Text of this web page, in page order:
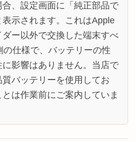
、設定画面に「純正部品で
示されます。これはApple
ー以外で交換した端末すべ
の仕様で、バッテリーの性
影響はありません。当店で
バッテリーを使用してお
は作業前にご案内していま